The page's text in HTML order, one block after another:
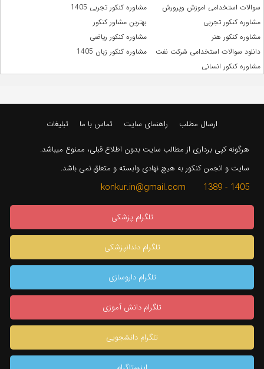
سوالات استخدامی اموزش وپرورش
مشاوره کنکور تجربی 1405
مشاوره کنکور تجربی
بهترین مشاور کنکور
مشاوره کنکور هنر
مشاوره کنکور ریاضی
دانلود سوالات استخدامی شرکت نفت
مشاوره کنکور زبان 1405
مشاوره کنکور انسانی
ارسال مطلب راهنمای سایت تماس با ما تبلیغات
هرگونه کپی برداری از مطالب سایت بدون اطلاع قبلی، ممنوع میباشد.
سایت و انجمن کنکور به هیچ نهادی وابسته و متعلق نمی باشد.
1405 - 1389 konkur.in@gmail.com
تلگرام پزشکی
تلگرام دندانپزشکی
تلگرام داروسازی
تلگرام دانش آموزی
تلگرام دانشجویی